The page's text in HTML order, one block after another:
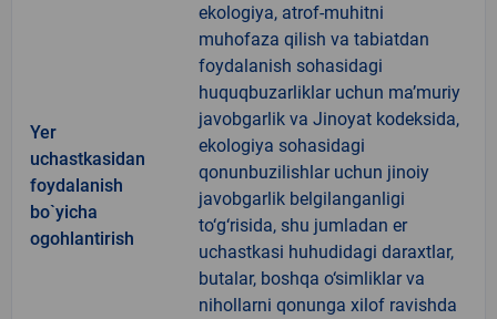
Yer
uchastkasidan
foydalanish
bo`yicha
ogohlantirish
ekologiya, atrof-muhitni
muhofaza qilish va tabiatdan
foydalanish sohasidagi
huquqbuzarliklar uchun ma’muriy
javobgarlik va Jinoyat kodeksida,
ekologiya sohasidagi
qonunbuzilishlar uchun jinoiy
javobgarlik belgilanganligi
to‘g‘risida, shu jumladan er
uchastkasi huhudidagi daraxtlar,
butalar, boshqa o‘simliklar va
nihollarni qonunga xilof ravishda